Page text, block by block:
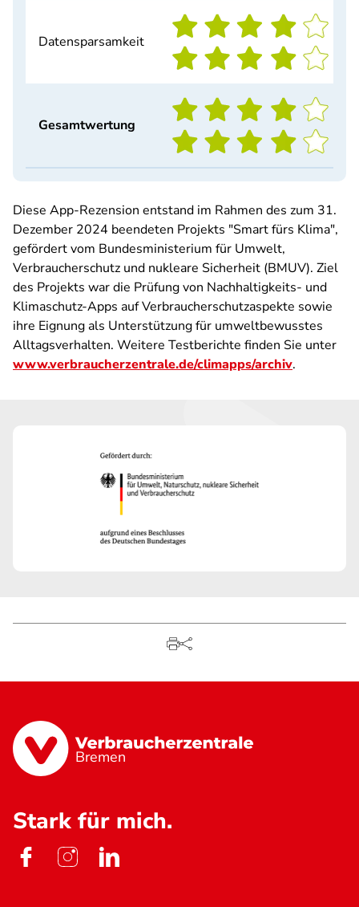
Datensparsamkeit
Gesamtwertung
Diese App-Rezension entstand im Rahmen des zum 31.
Dezember 2024 beendeten Projekts "Smart fürs Klima",
gefördert vom Bundesministerium für Umwelt,
Verbraucherschutz und nukleare Sicherheit (BMUV). Ziel
des Projekts war die Prüfung von Nachhaltigkeits- und
Klimaschutz-Apps auf Verbraucherschutzaspekte sowie
ihre Eignung als Unterstützung für umweltbewusstes
Alltagsverhalten. Weitere Testberichte finden Sie unter
www.verbraucherzentrale.de/climapps/archiv.
Bremen
Stark für mich.